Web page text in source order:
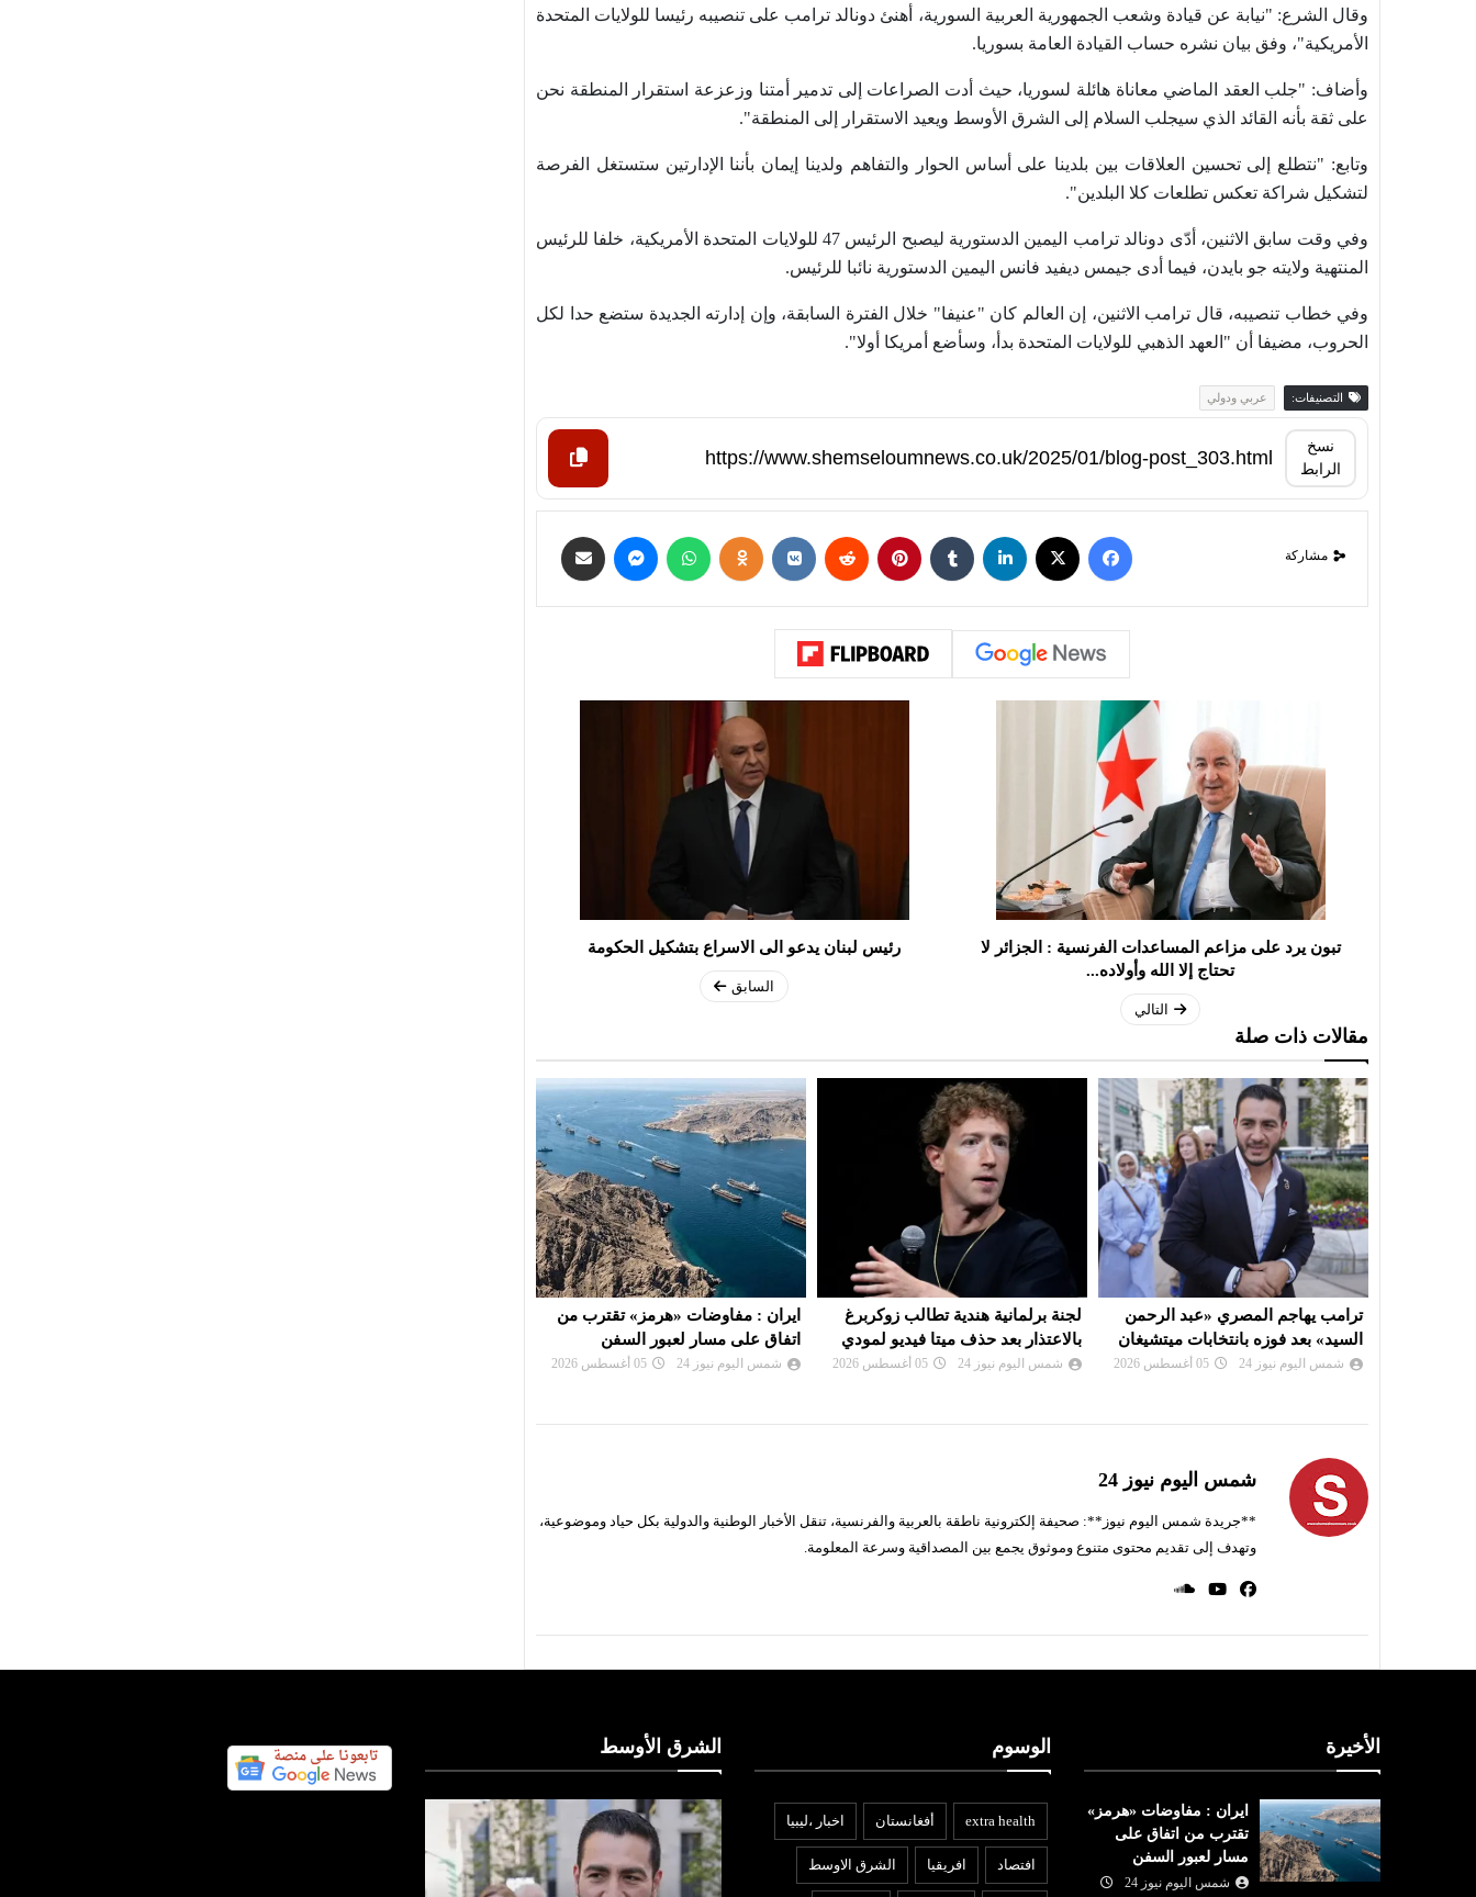
وقال الشرع: "نيابة عن قيادة وشعب الجمهورية العربية السورية، أهنئ دونالد ترامب على تنصيبه رئيسا للولايات المتحدة
الأمريكية"، وفق بيان نشره حساب القيادة العامة بسوريا.
وأضاف: "جلب العقد الماضي معاناة هائلة لسوريا، حيث أدت الصراعات إلى تدمير أمتنا وزعزعة استقرار المنطقة نحن
على ثقة بأنه القائد الذي سيجلب السلام إلى الشرق الأوسط ويعيد الاستقرار إلى المنطقة".
وتابع: "نتطلع إلى تحسين العلاقات بين بلدينا على أساس الحوار والتفاهم ولدينا إيمان بأننا الإدارتين ستستغل الفرصة
لتشكيل شراكة تعكس تطلعات كلا البلدين".
وفي وقت سابق الاثنين، أدّى دونالد ترامب اليمين الدستورية ليصبح الرئيس 47 للولايات المتحدة الأمريكية، خلفا للرئيس
المنتهية ولايته جو بايدن، فيما أدى جيمس ديفيد فانس اليمين الدستورية نائبا للرئيس.
وفي خطاب تنصيبه، قال ترامب الاثنين، إن العالم كان "عنيفا" خلال الفترة السابقة، وإن إدارته الجديدة ستضع حدا لكل
الحروب، مضيفا أن "العهد الذهبي للولايات المتحدة بدأ، وسأضع أمريكا أولا".
التصنيفات: عربي ودولي
نسخ
الرابط
مشاركة
تبون يرد على مزاعم المساعدات الفرنسية : الجزائر لا
تحتاج إلا الله وأولاده...
التالي
رئيس لبنان يدعو الى الاسراع بتشكيل الحكومة
السابق
مقالات ذات صلة
لجنة برلمانية هندية تطالب زوكربرغ
بالاعتذار بعد حذف ميتا فيديو لمودي
شمس اليوم نيوز 24 05 أغسطس 2026
ايران : مفاوضات «هرمز» تقترب من
اتفاق على مسار لعبور السفن
شمس اليوم نيوز 24 05 أغسطس 2026
ترامب يهاجم المصري «عبد الرحمن
السيد» بعد فوزه بانتخابات ميتشيغان
شمس اليوم نيوز 24 05 أغسطس 2026
شمس اليوم نيوز 24
**جريدة شمس اليوم نيوز**: صحيفة إلكترونية ناطقة بالعربية والفرنسية، تنقل الأخبار الوطنية والدولية بكل حياد وموضوعية،
وتهدف إلى تقديم محتوى متنوع وموثوق يجمع بين المصداقية وسرعة المعلومة.
الأخيرة
ايران : مفاوضات «هرمز»
تقترب من اتفاق على
مسار لعبور السفن
شمس اليوم نيوز 24
الوسوم
extra health أفغانستان اخبار ،ليبيا
افتصاد افريقيا الشرق الاوسط
الشرق الأوسط